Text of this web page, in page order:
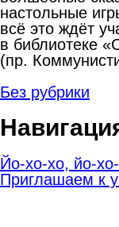
настольные
всё это ждёт
в библиотеке
(пр.
Без рубрики
Йо-хо-хо, йо-
Приглашаем к